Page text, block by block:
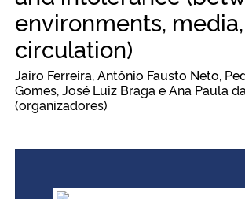
Ministério da Educação
Ministério da Cidadania
Ministério da Saúde
Ministério da Ciência, Tecnologia, Inovações e
environments,
circulation)
Jairo Ferreira, Antônio Fausto Neto,
Gomes, José Luiz Braga e Ana Paula
(organizadores)